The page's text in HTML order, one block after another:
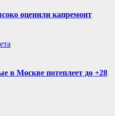
оценили капремонт
в Москве потеплеет до +28